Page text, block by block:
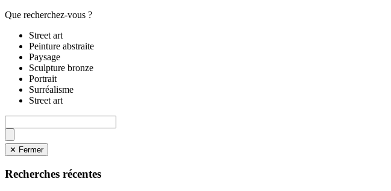
Que recherchez-vous ?
Street art
Peinture abstraite
Paysage
Sculpture bronze
Portrait
Surréalisme
Street art
✕ Fermer
Recherches récentes